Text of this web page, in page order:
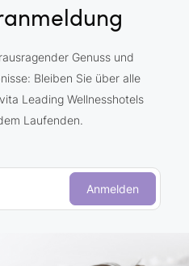
Genuss und
Bleiben Sie über alle
Leading Wellnesshotels
Laufenden.
Anmelden